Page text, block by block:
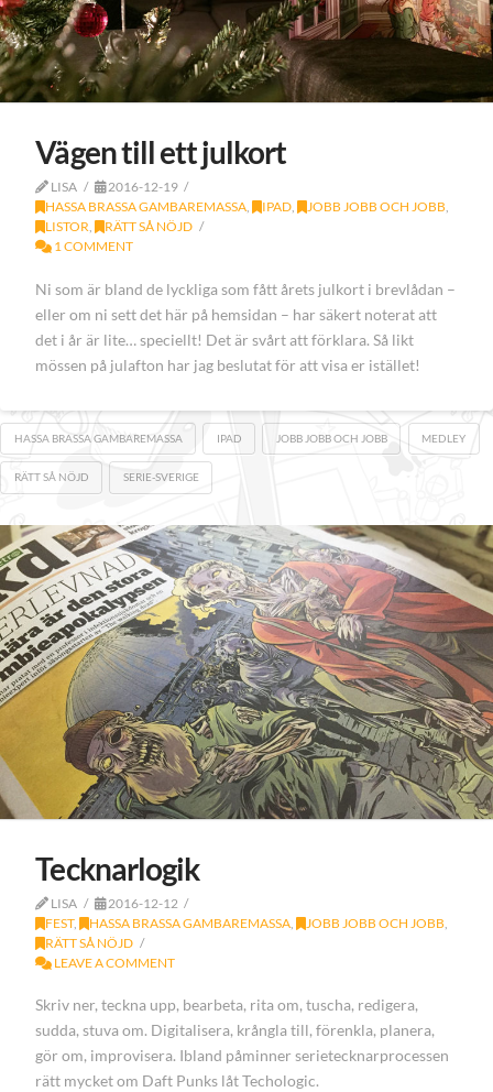
Vägen till ett julkort
LISA
2016-12-19
HASSA BRASSA GAMBAREMASSA, IPAD, JOBB JOBB OCH JOBB,
LISTOR,
RÄTT SÅ NÖJD
1 COMMENT
Ni som är bland de lyckliga som fått årets julkort i brevlådan –
eller om ni sett det här på hemsidan – har säkert noterat att
det i år är lite… speciellt! Det är svårt att förklara. Så likt
mössen på julafton har jag beslutat för att visa er istället!
HASSA BRASSA GAMBAREMASSA IPAD JOBB JOBB OCH JOBB MEDLEY
RÄTT SÅ NÖJD SERIE-SVERIGE
Tecknarlogik
LISA
2016-12-12
FEST, HASSA BRASSA GAMBAREMASSA , JOBB JOBB OCH JOBB
RÄTT SÅ NÖJD
LEAVE A COMMENT
Skriv ner, teckna upp, bearbeta, rita om, tuscha, redigera,
sudda, stuva om. Digitalisera, krångla till, förenkla, planera,
gör om, improvisera. Ibland påminner serietecknarprocessen
rätt mycket om Daft Punks låt Techologic.